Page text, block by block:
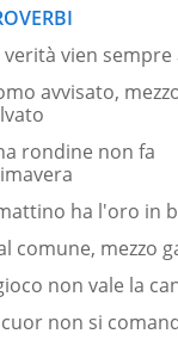
verità vien sempre
avvisato,
rondine non fa
ha l'oro in
comune, mezzo
non vale la
non si